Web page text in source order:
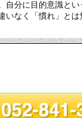
自分に目的意識とい
いなく「慣れ」とは